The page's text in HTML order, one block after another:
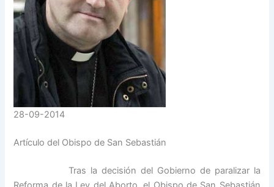
28-09-2014
Artículo del Obispo de San Sebastián
Tras la decisión del Gobierno de paralizar la